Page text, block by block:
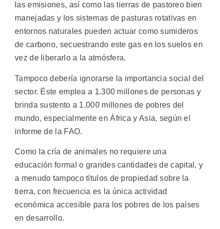
las emisiones, así como las tierras de pastoreo bien
manejadas y los sistemas de pasturas rotativas en
entornos naturales pueden actuar como sumideros
de carbono, secuestrando este gas en los suelos en
vez de liberarlo a la atmósfera.
Tampoco debería ignorarse la importancia social del
sector. Éste emplea a 1.300 millones de personas y
brinda sustento a 1.000 millones de pobres del
mundo, especialmente en África y Asia, según el
informe de la FAO.
Como la cría de animales no requiere una
educación formal o grandes cantidades de capital, y
a menudo tampoco títulos de propiedad sobre la
tierra, con frecuencia es la única actividad
económica accesible para los pobres de los países
en desarrollo.